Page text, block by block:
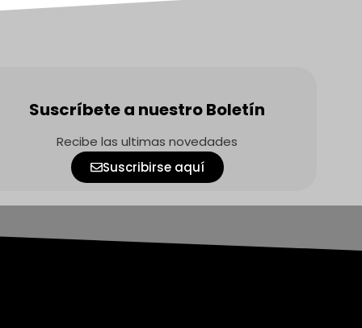
Suscríbete a nuestro Boletín
Recibe las ultimas novedades
Suscribirse aquí